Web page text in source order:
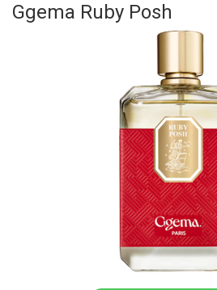
Ggema Ruby Posh